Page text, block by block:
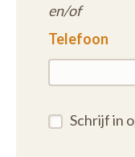
en/of
Telefoon
Schrijf in